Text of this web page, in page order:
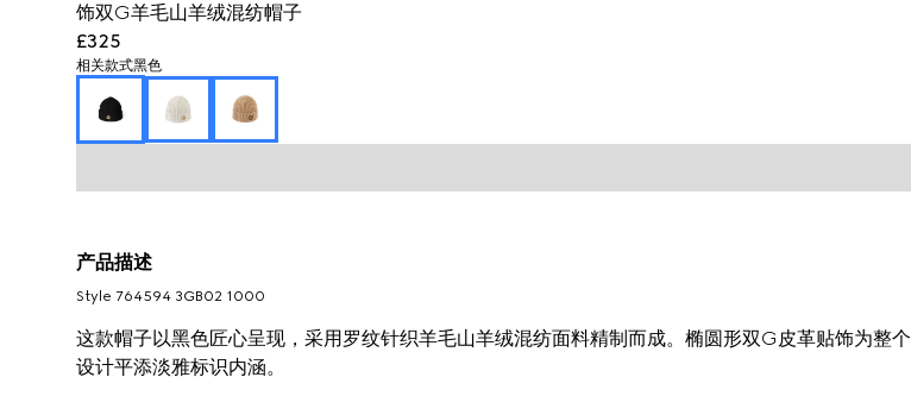
饰双G羊毛山羊绒混纺帽子
£325
相关款式黑色
产品描述
Style ‎764594 3GB02 1000
这款帽子以黑色匠心呈现，采用罗纹针织羊毛山羊绒混纺面料精制而成。椭圆形双G皮革贴饰为整个
设计平添淡雅标识内涵。